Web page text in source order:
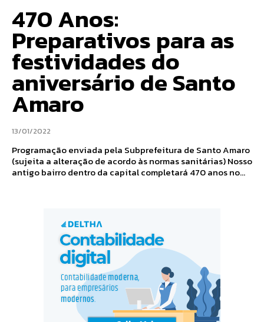
470 Anos:
Preparativos para as
festividades do
aniversário de Santo
Amaro
13/01/2022
Programação enviada pela Subprefeitura de Santo Amaro
(sujeita a alteração de acordo às normas sanitárias) Nosso
antigo bairro dentro da capital completará 470 anos no...